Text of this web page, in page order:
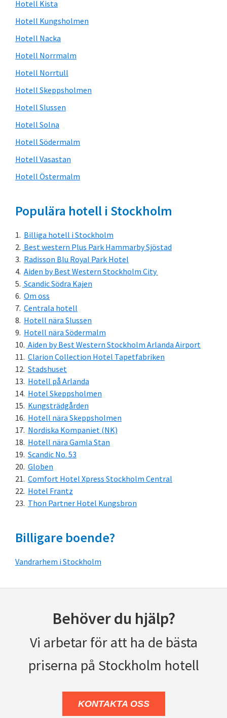
Hotell Kista
Hotell Kungsholmen
Hotell Nacka
Hotell Norrmalm
Hotell Norrtull
Hotell Skeppsholmen
Hotell Slussen
Hotell Solna
Hotell Södermalm
Hotell Vasastan
Hotell Östermalm
Populära hotell i Stockholm
Billiga hotell i Stockholm
Best western Plus Park Hammarby Sjöstad
Radisson Blu Royal Park Hotel
Aiden by Best Western Stockholm City
Scandic Södra Kajen
Om oss
Centrala hotell
Hotell nära Slussen
Hotell nära Södermalm
Aiden by Best Western Stockholm Arlanda Airport
Clarion Collection Hotel Tapetfabriken
Stadshuset
Hotell på Arlanda
Hotel Skeppsholmen
Kungsträdgården
Hotell nära Skeppsholmen
Nordiska Kompaniet (NK)
Hotell nära Gamla Stan
Scandic No. 53
Globen
Comfort Hotel Xpress Stockholm Central
Hotel Frantz
Thon Partner Hotel Kungsbron
Billigare boende?
Vandrarhem i Stockholm
Behöver du hjälp?
Vi arbetar för att ha de bästa
priserna på Stockholm hotell
KONTAKTA OSS